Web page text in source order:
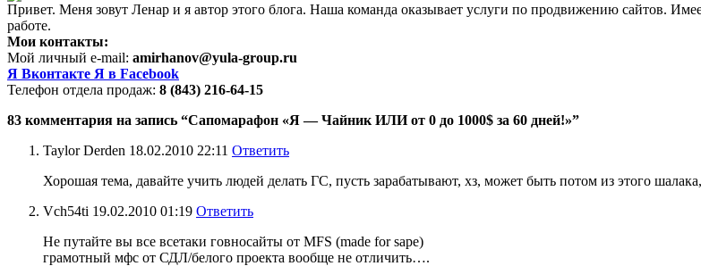
Привет. Меня зовут Ленар и я автор этого блога. Наша команда оказывает услуги по продвижению сайтов.
работе.
Мои контакты:
Мой личный e-mail: amirhanov@yula-group.ru
Я Вконтакте Я в Facebook
Телефон отдела продаж: 8 (843) 216-64-15
83 комментария на запись “Сапомарафон «Я — Чайник ИЛИ от 0 до 1000$ за 60 дней!»”
Taylor Derden 18.02.2010 22:11 Ответить
Хорошая тема, давайте учить людей делать ГС, пусть зарабатывают, хз, может быть потом из этого
Vch54ti 19.02.2010 01:19 Ответить
Не путайте вы все всетаки говносайты от MFS (made for sape)
грамотный мфс от СДЛ/белого проекта вообще не отличить….